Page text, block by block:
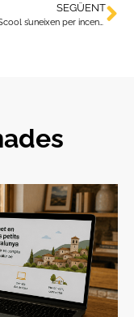
SEGÜENT
Parlem i ITScool s’uneixen per incentivar les profesions TIC a les escoles catalanes